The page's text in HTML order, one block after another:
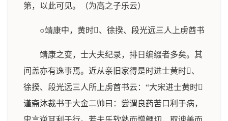
第，以此可见。（为高之子乐云）
○靖康中，黄时、徐揆、段光远三人上虏酋书
靖康之变，士大夫纪录，排日编缀者多矣。其
间盖亦有逸事焉。近从亲旧家得是时进士黄时、
徐揆、段光远三人所上虏酋书云：“大宋进士黄时
谨斋沐裁书于大金二帅曰：尝谓良药苦口利于病，